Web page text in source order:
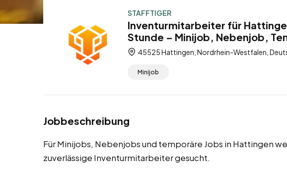
STAFFTIGER
Inventurmitarbeiter für
Stunde – Minijob, Nebenjob,
45525 Hattingen, Nordrhein-Westfalen,
Minijob
Jobbeschreibung
Für Minijobs, Nebenjobs und temporäre Jobs in Hattingen
zuverlässige Inventurmitarbeiter gesucht.